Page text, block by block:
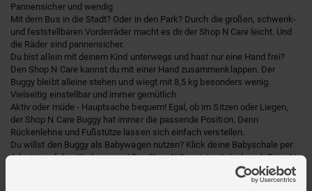
Pannensicher und wendig
Mit dem Bus in die Stadt? Oder in den Park? Durch die großen, schwenk-
und feststellbaren Vorderräder macht es dir der Shop N Care leicht. Und
die Räder sind pannensicher.
Du bist allein mit deinem Kind unterwegs und hast nur eine Hand frei?
Den Shop N Care kannst du mit einer Hand zusammenklappen. Der
Buggy bleibt alleine stehen und wiegt mit 8,5 kg besonders wenig.
Vielseitig einstellbar und immer gemütlich
Aktiv oder müde - Hauptsache bequem! Egal, ob im Sitzen oder Liegen,
der Shop N Care Buggy hat immer die passende Position. Denn
Rückenlehne und Fußstütze lassen sich einfach verstellen.
Du willst den Buggy als Babywagen nutzen? Klick deine Babyschale per
Adapter auf den Kinderwagen! Der Shop N Care ist mit der hauck Drive N
Care Babyschale und vielen weiteren Babyschalen kompatibel!